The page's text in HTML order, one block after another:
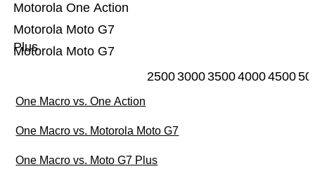
Motorola Moto G7
Motorola Moto G7
Plus
Motorola One Action
25003000350040004500
One Macro vs. One Action
One Macro vs. Motorola Moto G7
One Macro vs. Moto G7 Plus